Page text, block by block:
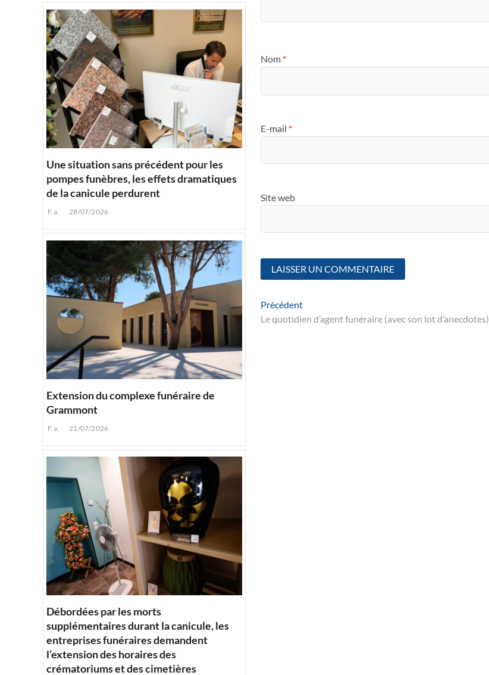
Nom *
E-mail *
Site web
Navigation
de
PrécédentArticle
suivant
Le quotidien d’agent funéraire (avec son lot d’anecdotes)
Une situation sans précédent pour les
pompes funèbres, les effets dramatiques
de la canicule perdurent
F.a. 28/07/2026
Extension du complexe funéraire de
Grammont
F.a. 21/07/2026
Débordées par les morts
supplémentaires durant la canicule, les
entreprises funéraires demandent
l’extension des horaires des
crématoriums et des cimetières